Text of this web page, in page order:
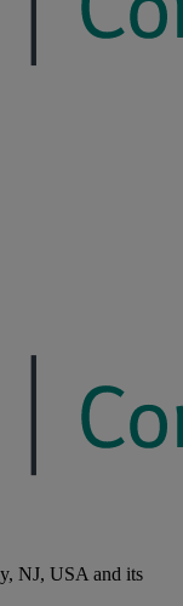
NJ, USA and its